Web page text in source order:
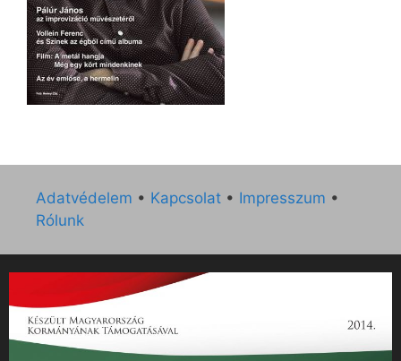
Adatvédelem • Kapcsolat • Impresszum •
Rólunk